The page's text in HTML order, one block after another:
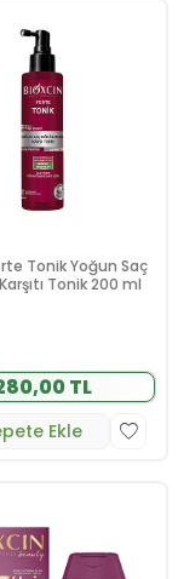
Tonik Yoğun Saç
Tonik 200 ml
TL
Ekle